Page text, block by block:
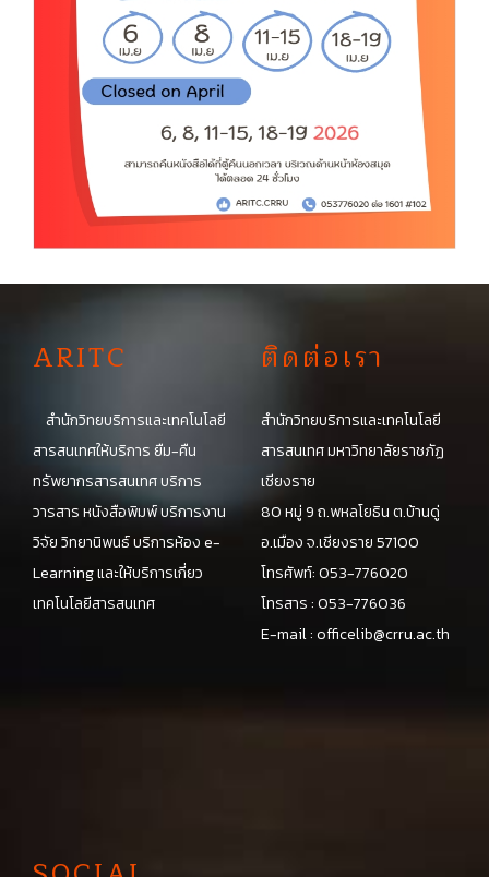
ARITC
สำนักวิทยบริการและเทคโนโลยี
สารสนเทศให้บริการ ยืม-คืน
ทรัพยากรสารสนเทศ บริการ
วารสาร หนังสือพิมพ์ บริการงาน
วิจัย วิทยานิพนธ์ บริการห้อง e-
Learning และให้บริการเกี่ยว
เทคโนโลยีสารสนเทศ
ติดต่อเรา
สำนักวิทยบริการและเทคโนโลยี
สารสนเทศ มหาวิทยาลัยราชภัฏ
เชียงราย
80 หมู่ 9 ถ.พหลโยธิน ต.บ้านดู่
อ.เมือง จ.เชียงราย 57100
โทรศัพท์: 053-776020
โทรสาร : 053-776036
E-mail :officelib@crru.ac.th